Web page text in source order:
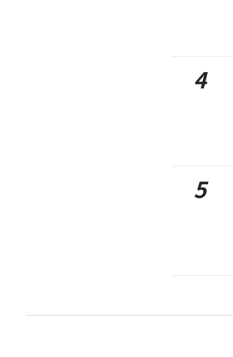
4
5